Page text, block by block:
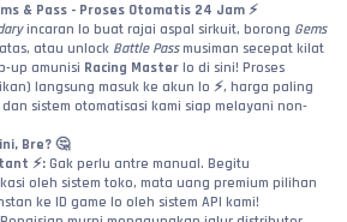
& Pass - Proses Otomatis 24 Jam ⚡
incaran lo buat rajai aspal sirkuit, borong Gems
atau unlock Battle Pass musiman secepat kilat
up amunisi Racing Master lo di sini! Proses
langsung masuk ke akun lo ⚡, harga paling
sistem otomatisasi kami siap melayani non-
Bre? 🤔
⚡: Gak perlu antre manual. Begitu
oleh sistem toko, mata uang premium pilihan
ke ID game lo oleh sistem API kami!